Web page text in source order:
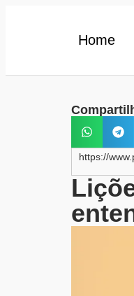
Home
https://